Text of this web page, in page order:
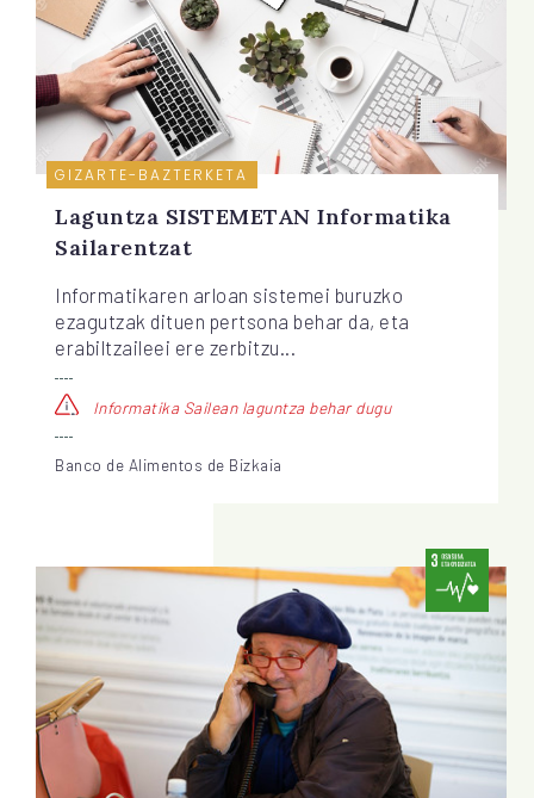
GIZARTE-BAZTERKETA
Laguntza SISTEMETAN Informatika
Sailarentzat
Informatikaren arloan sistemei buruzko
ezagutzak dituen pertsona behar da, eta
erabiltzaileei ere zerbitzu...
Informatika Sailean laguntza behar dugu
Banco de Alimentos de Bizkaia